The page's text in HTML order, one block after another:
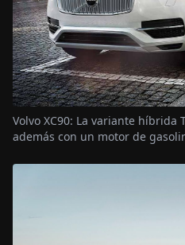
Volvo XC90: La variante híbrida
además con un motor de